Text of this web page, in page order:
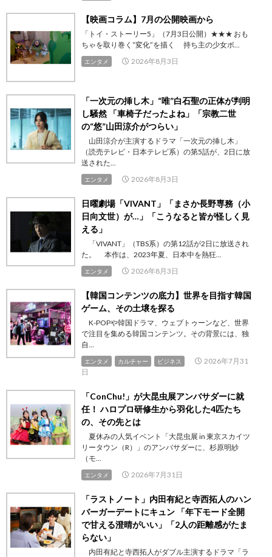
【映画コラム】7月の公開映画から
「トイ・ストーリー5」（7月3日公開）★★★ おも
ちゃを取り巻く“変化”を描く 持ち主の少女ボ...
エンタメ 2026年8月3日
「一次元の挿し木」“唯”白石聖の正体が判明
し騒然 「車椅子だったよね」「宗教二世
の“悠”山田涼介がつらい」
山田涼介が主演するドラマ「一次元の挿し木」
（読売テレビ・日本テレビ系）の第5話が、2日に放
送された...
エンタメ 2026年8月3日
日曜劇場「VIVANT」「まさか長野専務（小
日向文世）が…」「こうなると皆が怪しく見
える」
「VIVANT」（TBS系）の第12話が2日に放送され
た。 本作は、2023年夏、日本中を熱狂...
エンタメ 2026年8月3日
【韓国コンテンツの底力】世界を目指す韓国
ゲーム、その土壌を探る
K-POPや韓国ドラマ、ウェブトゥーンなど、世界
で注目を集める韓国コンテンツ。その背景には、独
自...
エンタメ カルチャー ビジネス
2026年7月31
日
「ConChu!」が大昆虫展アンバサダーに就
任！ ハロプロ研修生から羽化した4匹たち
の、その先とは
夏休みの人気イベント「大昆虫展 in 東京スカイツ
リータウン（R）」のアンバサダーに、杉原明紗
（モ...
エンタメ 2026年7月31日
「ラストノート」内田有紀と寺西拓人のハン
バーガーデートにキュン 「年下モード全開
で甘える澄晴がいい」「2人の距離感がたま
らない」
内田有紀と寺西拓人がダブル主演するドラマ「ラ